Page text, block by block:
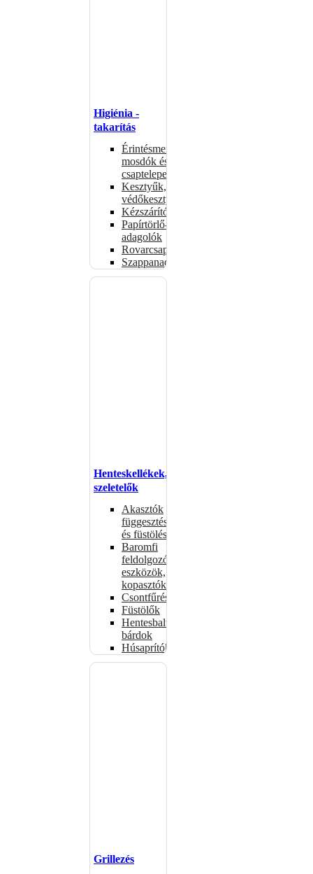
Higiénia -
takarítás
Érintésmentes
mosdók és
csaptelepek
Kesztyűk,
védőkesztyűk
Kézszárítók
Papírtörlő-
adagolók
Rovarcsapdák
Szappanadagolók
Henteskellékek,
szeletelők
Akasztók
függesztéshez
és füstöléshez
Baromfi
feldolgozó
eszközök,
kopasztók
Csontfűrészek
Füstölők
Hentesbalták,
bárdok
Húsaprítók
Grillezés